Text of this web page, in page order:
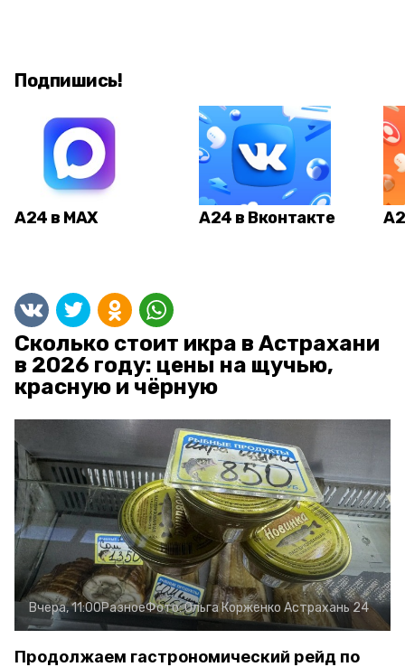
Подпишись!
А24 в MAX А24 в Вконтакте
Сколько стоит икра в Астрахани
в 2026 году: цены на щучью,
красную и чёрную
Вчера, 11:00РазноеФото:Ольга Корженко Астрахань 24
Продолжаем гастрономический рейд по